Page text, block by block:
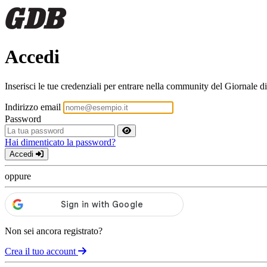
Accedi
Inserisci le tue credenziali per entrare nella community del Giornale
Indirizzo email
Password
Hai dimenticato la password?
Accedi
oppure
Non sei ancora registrato?
Crea il tuo account